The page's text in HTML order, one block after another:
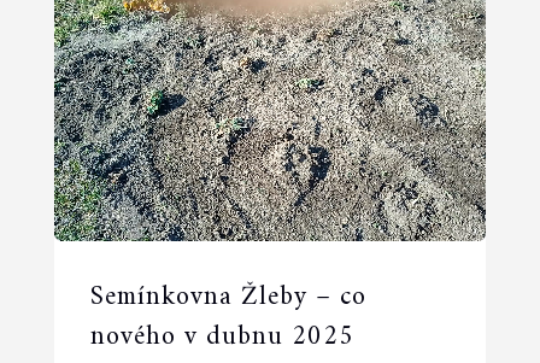
Semínkovna Žleby – co
nového v dubnu 2025